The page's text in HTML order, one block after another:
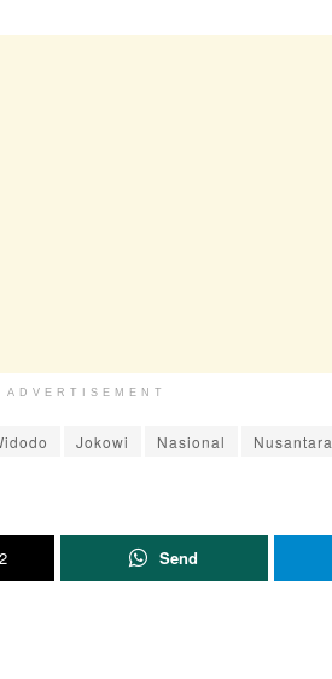
ADVERTISEMENT
Jokowi Nasional
Nusantara
2 Send